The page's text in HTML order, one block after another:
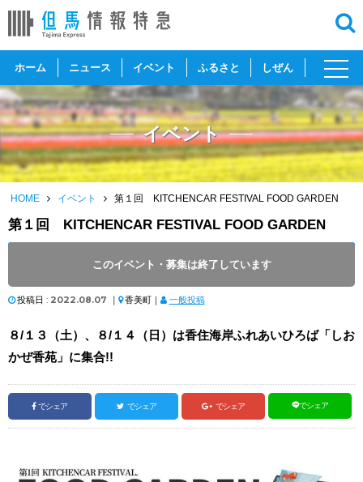
ホーム ニュース イベント ふるさと しぜん
toggle
イベント
HOME イベント 第１回 KITCHENCAR FESTIVAL FOOD GARDEN
第１回 KITCHENCAR FESTIVAL FOOD GARDEN
このイベント・募集は終了しています
開催時間 : 10:00 ～ 17:00
投稿日 : 2022.08.07 ｜ 香美町｜ 一般投稿
８/１３（土）、８/１４（日）は香住海岸ふれあいひろば「しお
かぜ香苑」に集合!!
でシェア でシェア でシェア でシェア